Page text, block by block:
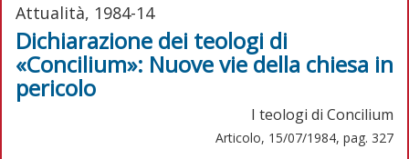
Attualità, 1984-14
Dichiarazione dei teologi di
«Concilium»: Nuove vie della chiesa in
pericolo
I teologi di Concilium
Articolo, 15/07/1984, pag. 327